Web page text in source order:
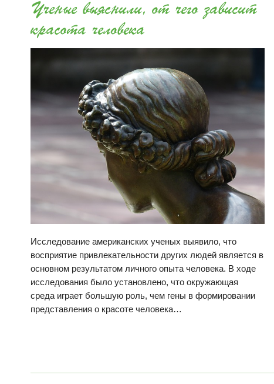
Ученые выяснили, от чего зависит
красота человека
Исследование американских ученых выявило, что
восприятие привлекательности других людей является в
основном результатом личного опыта человека. В ходе
исследования было установлено, что окружающая
среда играет большую роль, чем гены в формировании
представления о красоте человека…